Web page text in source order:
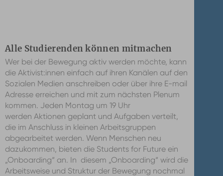
Alle Studierenden können mitmachen
Wer bei der Bewegung aktiv werden möchte, kann
die Aktivist:innen einfach auf ihren Kanälen auf den
Sozialen Medien anschreiben oder über ihre E-mail
Adresse erreichen und mit zum nächsten Plenum
kommen. Jeden Montag um 19 Uhr
werden Aktionen geplant und Aufgaben verteilt,
die im Anschluss in kleinen Arbeitsgruppen
abgearbeitet werden. Wenn Menschen neu
dazukommen, bieten die Students for Future ein
„Onboarding“ an. In diesem „Onboarding“ wird die
Arbeitsweise und Struktur der Bewegung nochmal